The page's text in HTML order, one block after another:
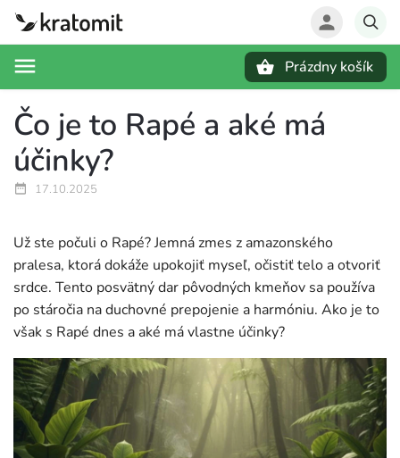
Prázdny košík
Čo je to Rapé a aké má
účinky?
17.10.2025
Už ste počuli o Rapé? Jemná zmes z amazonského
pralesa, ktorá dokáže upokojiť myseľ, očistiť telo a otvoriť
srdce. Tento posvätný dar pôvodných kmeňov sa používa
po stáročia na duchovné prepojenie a harmóniu. Ako je to
však s Rapé dnes a aké má vlastne účinky?